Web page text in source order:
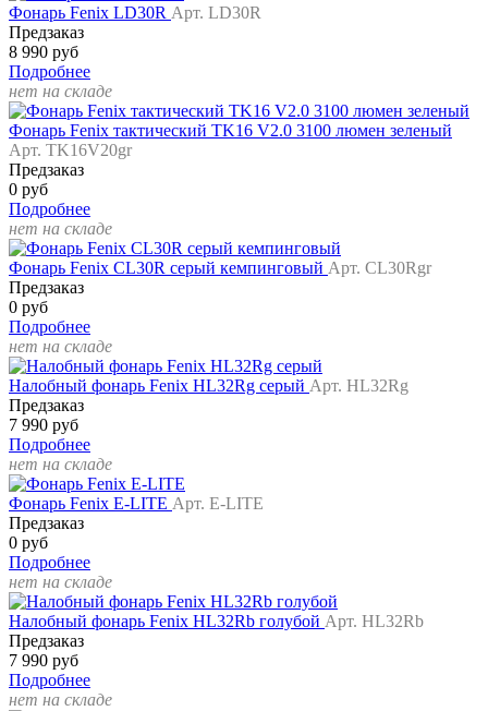
Фонарь Fenix LD30R Арт. LD30R
Предзаказ
8 990 руб
Подробнее
нет на складе
Фонарь Fenix тактический TK16 V2.0 3100 люмен зеленый
Арт. TK16V20gr
Предзаказ
0 руб
Подробнее
нет на складе
Фонарь Fenix CL30R серый кемпинговый Арт. CL30Rgr
Предзаказ
0 руб
Подробнее
нет на складе
Налобный фонарь Fenix HL32Rg серый Арт. HL32Rg
Предзаказ
7 990 руб
Подробнее
нет на складе
Фонарь Fenix E-LITE Арт. E-LITE
Предзаказ
0 руб
Подробнее
нет на складе
Налобный фонарь Fenix HL32Rb голубой Арт. HL32Rb
Предзаказ
7 990 руб
Подробнее
нет на складе